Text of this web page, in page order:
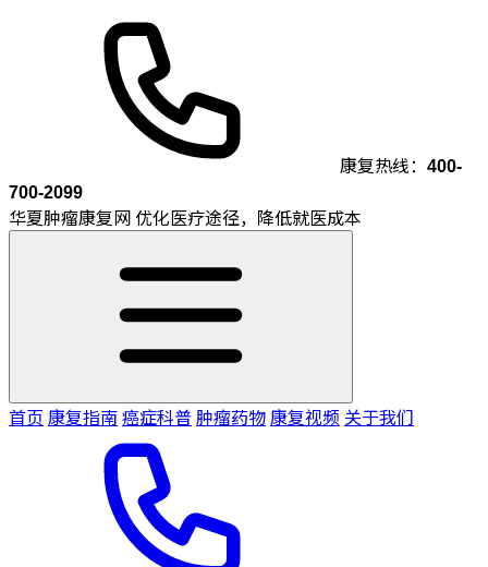
康复热线： 400-
700-2099
华夏肿瘤康复网 优化医疗途径，降低就医成本
首页 康复指南癌症科普肿瘤药物康复视频 关于我们